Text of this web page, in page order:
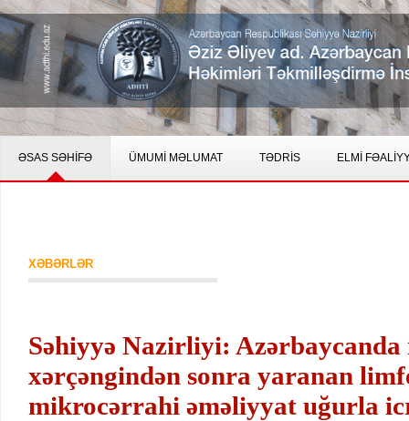
ƏSAS SƏHİFƏ ÜMUMİ MƏLUMAT TƏDRİS ELMİ
XƏBƏRLƏR
Səhiyyə Nazirliyi: Azərbaycanda
xərçəngindən sonra yaranan
mikrocərrahi əməliyyat uğurla